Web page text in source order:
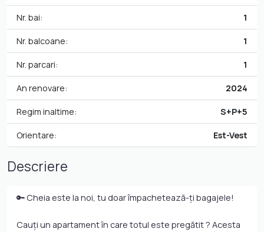
Nr. bai: 1
Nr. balcoane: 1
Nr. parcari: 1
An renovare: 2024
Regim inaltime: S+P+5
Orientare: Est-Vest
Descriere
🔑 Cheia este la noi, tu doar împachetează-ți bagajele!
Cauți un apartament în care totul este pregătit ? Acesta